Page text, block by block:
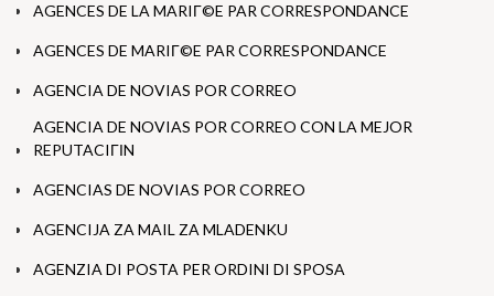
AGENCES DE LA MARIГ©E PAR CORRESPONDANCE
AGENCES DE MARIГ©E PAR CORRESPONDANCE
AGENCIA DE NOVIAS POR CORREO
AGENCIA DE NOVIAS POR CORREO CON LA MEJOR
REPUTACIГІN
AGENCIAS DE NOVIAS POR CORREO
AGENCIJA ZA MAIL ZA MLADENKU
AGENZIA DI POSTA PER ORDINI DI SPOSA